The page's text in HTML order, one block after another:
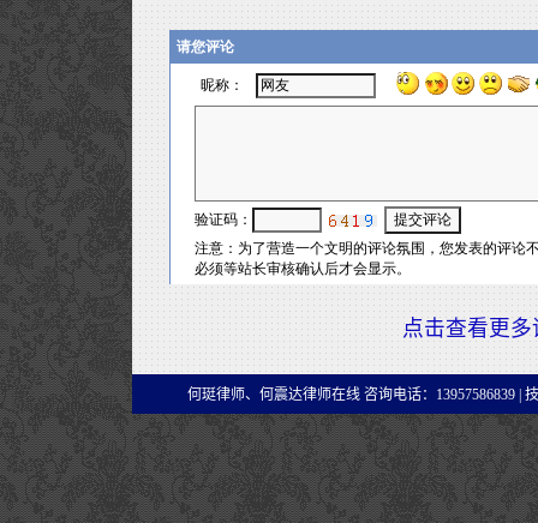
点击查看更多
何珽律师、何震达律师在线 咨询电话：13957586839 |